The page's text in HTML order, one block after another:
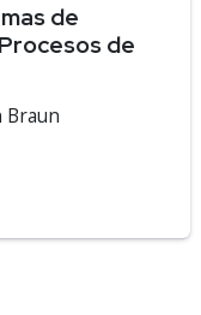
de
de
Braun